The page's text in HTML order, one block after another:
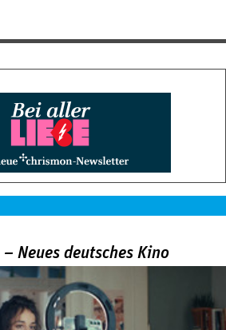
Neues deutsches Kino